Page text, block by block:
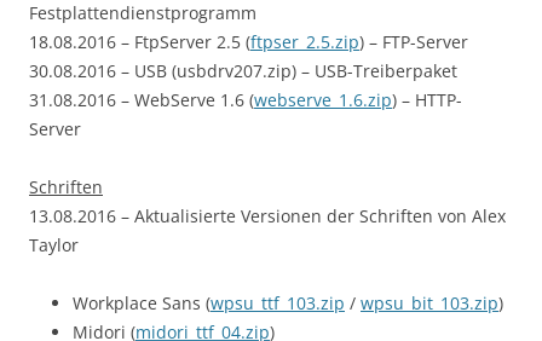
Festplattendienstprogramm
18.08.2016 – FtpServer 2.5 (ftpser_2.5.zip) – FTP-Server
30.08.2016 – USB (usbdrv207.zip) – USB-Treiberpaket
31.08.2016 – WebServe 1.6 (webserve_1.6.zip) – HTTP-
Server
Schriften
13.08.2016 – Aktualisierte Versionen der Schriften von Alex
Taylor
Workplace Sans (wpsu_ttf_103.zip / wpsu_bit_103.zip)
Midori (midori_ttf_04.zip)